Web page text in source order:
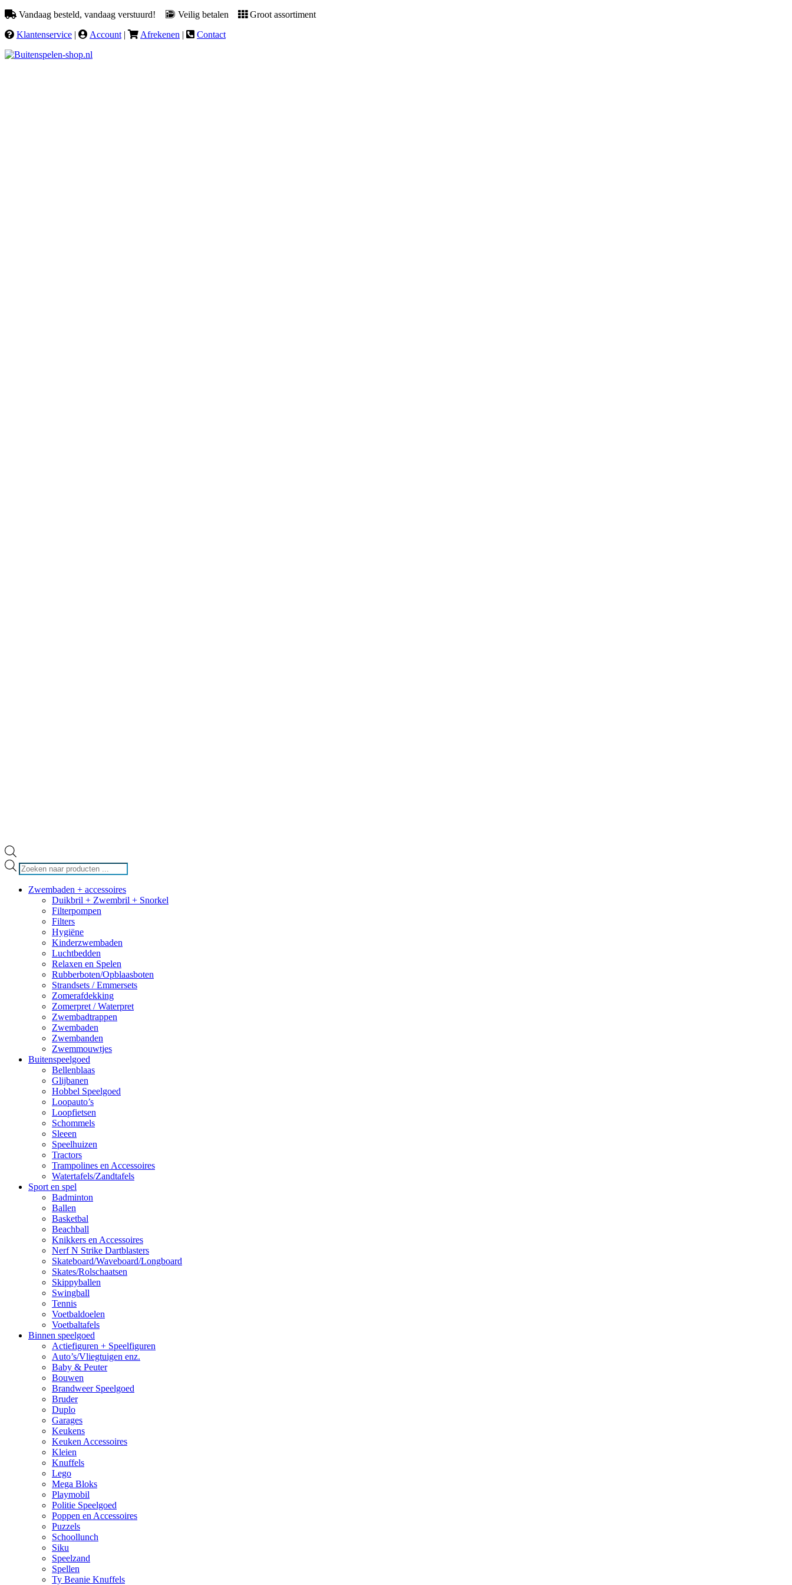
Vandaag besteld, vandaag verstuurd! Veilig betalen
Groot assortiment
Klantenservice | Account | Afrekenen | Contact
Producten
zoeken
Zwembaden + accessoires
Duikbril + Zwembril + Snorkel
Filterpompen
Filters
Hygiëne
Kinderzwembaden
Luchtbedden
Relaxen en Spelen
Rubberboten/Opblaasboten
Strandsets / Emmersets
Zomerafdekking
Zomerpret / Waterpret
Zwembadtrappen
Zwembaden
Zwembanden
Zwemmouwtjes
Buitenspeelgoed
Bellenblaas
Glijbanen
Hobbel Speelgoed
Loopauto’s
Loopfietsen
Schommels
Sleeen
Speelhuizen
Tractors
Trampolines en Accessoires
Watertafels/Zandtafels
Sport en spel
Badminton
Ballen
Basketbal
Beachball
Knikkers en Accessoires
Nerf N Strike Dartblasters
Skateboard/Waveboard/Longboard
Skates/Rolschaatsen
Skippyballen
Swingball
Tennis
Voetbaldoelen
Voetbaltafels
Binnen speelgoed
Actiefiguren + Speelfiguren
Auto’s/Vliegtuigen enz.
Baby & Peuter
Bouwen
Brandweer Speelgoed
Bruder
Duplo
Garages
Keukens
Keuken Accessoires
Kleien
Knuffels
Lego
Mega Bloks
Playmobil
Politie Speelgoed
Poppen en Accessoires
Puzzels
Schoollunch
Siku
Speelzand
Spellen
Ty Beanie Knuffels